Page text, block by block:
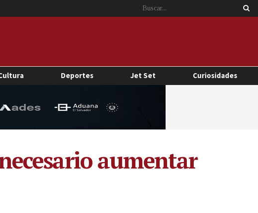
Deportes Jet Set Curiosidades
aumentar